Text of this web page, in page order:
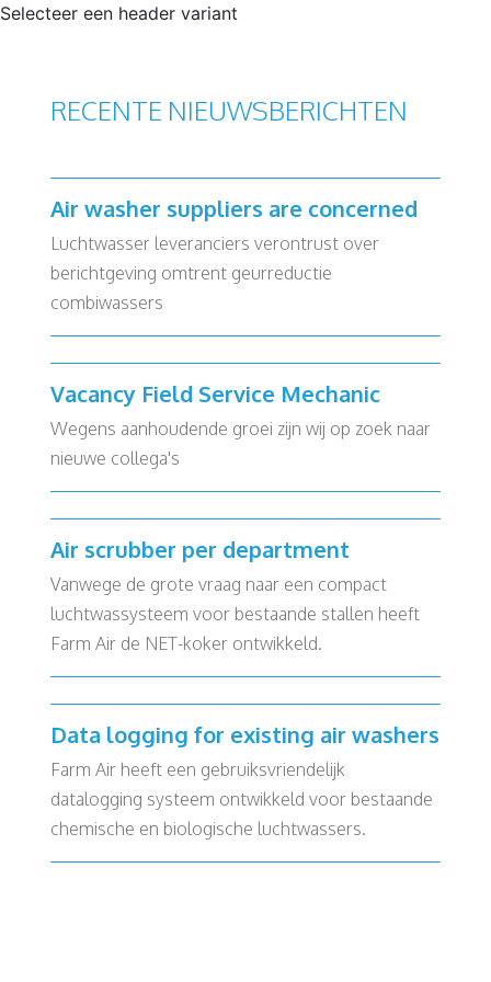
Selecteer een header variant
RECENTE NIEUWSBERICHTEN
Air washer suppliers are concerned
Luchtwasser leveranciers verontrust over
berichtgeving omtrent geurreductie
combiwassers
Vacancy Field Service Mechanic
Wegens aanhoudende groei zijn wij op zoek naar
nieuwe collega's
Air scrubber per department
Vanwege de grote vraag naar een compact
luchtwassysteem voor bestaande stallen heeft
Farm Air de NET-koker ontwikkeld.
Data logging for existing air washers
Farm Air heeft een gebruiksvriendelijk
datalogging systeem ontwikkeld voor bestaande
chemische en biologische luchtwassers.